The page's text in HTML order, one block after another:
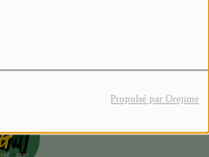
Propulsé par Orejime